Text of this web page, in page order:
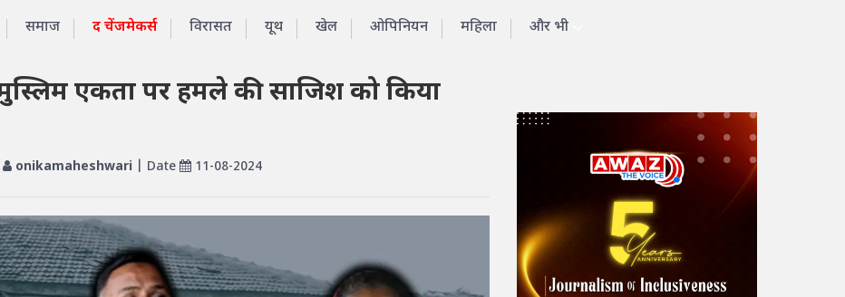
समाज द चेंजमेकर्स विरासत यूथ खेल ओपिनियन महिला और भी
मुस्लिम एकता पर हमले की साजिश को किया
onikamaheshwari | Date 11-08-2024